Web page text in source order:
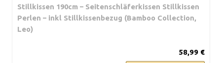
Stillkissen 190cm – Seitenschläferkissen Stillkissen
Perlen – inkl Stillkissenbezug (Bamboo Collection,
Leo)
58,99 €